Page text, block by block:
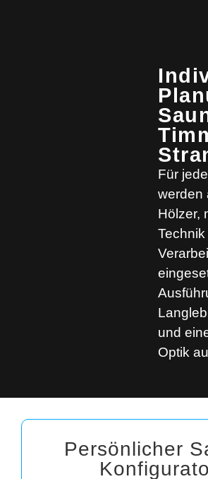
Für
werden
Hölzer,
und
Optik
Persönlicher